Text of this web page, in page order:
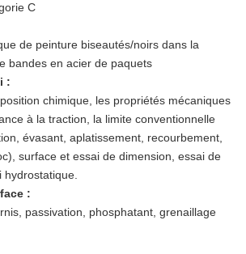
C
de peinture biseautés/noirs dans la
bandes en acier de paquets
:
chimique, les propriétés mécaniques
à la traction, la limite conventionnelle
évasant, aplatissement, recourbement,
surface et essai de dimension, essai de
hydrostatique.
:
passivation, phosphatant, grenaillage